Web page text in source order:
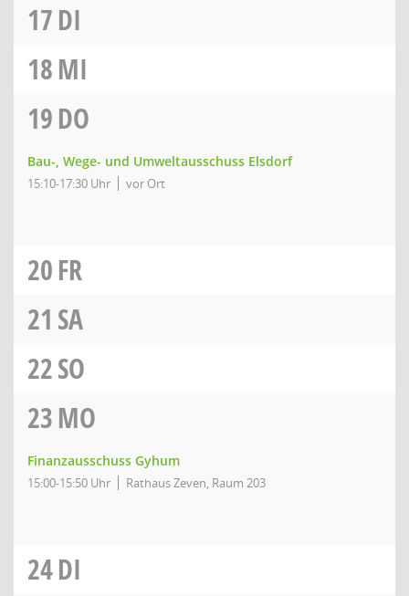
17DI
18MI
19DO
Bau-, Wege- und Umweltausschuss Elsdorf
15:10-17:30 Uhr vor Ort
20FR
21 SA
22SO
23MO
Finanzausschuss Gyhum
15:00-15:50 Uhr Rathaus Zeven, Raum 203
24DI